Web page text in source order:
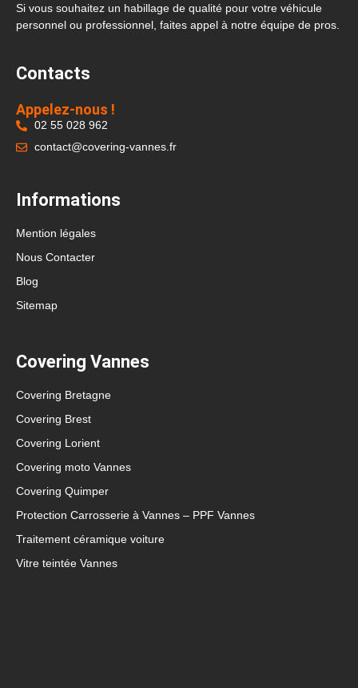
Si vous souhaitez un habillage de qualité pour votre véhicule
personnel ou professionnel, faites appel à notre équipe de pros.
Contacts
Appelez-nous !
02 55 028 962
contact@covering-vannes.fr
Informations
Mention légales
Nous Contacter
Blog
Sitemap
Covering Vannes
Covering Bretagne
Covering Brest
Covering Lorient
Covering moto Vannes
Covering Quimper
Protection Carrosserie à Vannes – PPF Vannes
Traitement céramique voiture
Vitre teintée Vannes